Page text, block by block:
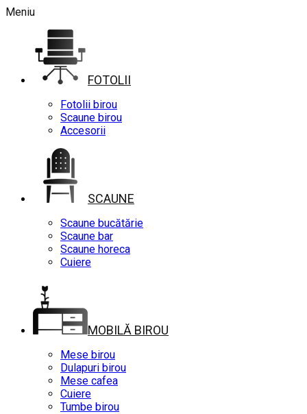
Meniu
FOTOLII
Fotolii birou
Scaune birou
Accesorii
SCAUNE
Scaune bucătărie
Scaune bar
Scaune horeca
Cuiere
MOBILĂ BIROU
Mese birou
Dulapuri birou
Mese cafea
Cuiere
Tumbe birou